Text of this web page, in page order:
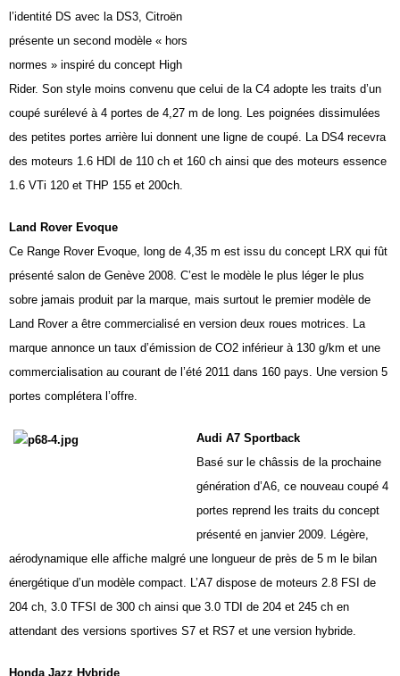
l’identité DS avec la DS3, Citroën
présente un second modèle « hors
normes » inspiré du concept High
Rider. Son style moins convenu que celui de la C4 adopte les traits d’un
coupé surélevé à 4 portes de 4,27 m de long. Les poignées dissimulées
des petites portes arrière lui donnent une ligne de coupé. La DS4 recevra
des moteurs 1.6 HDI de 110 ch et 160 ch ainsi que des moteurs essence
1.6 VTi 120 et THP 155 et 200ch.
Land Rover Evoque
Ce Range Rover Evoque, long de 4,35 m est issu du concept LRX qui fût
présenté salon de Genève 2008. C’est le modèle le plus léger le plus
sobre jamais produit par la marque, mais surtout le premier modèle de
Land Rover a être commercialisé en version deux roues motrices. La
marque annonce un taux d’émission de CO2 inférieur à 130 g/km et une
commercialisation au courant de l’été 2011 dans 160 pays. Une version 5
portes complétera l’offre.
Audi A7 Sportback
Basé sur le châssis de la prochaine
génération d’A6, ce nouveau coupé 4
portes reprend les traits du concept
présenté en janvier 2009. Légère,
aérodynamique elle affiche malgré une longueur de près de 5 m le bilan
énergétique d’un modèle compact. L’A7 dispose de moteurs 2.8 FSI de
204 ch, 3.0 TFSI de 300 ch ainsi que 3.0 TDI de 204 et 245 ch en
attendant des versions sportives S7 et RS7 et une version hybride.
Honda Jazz Hybride